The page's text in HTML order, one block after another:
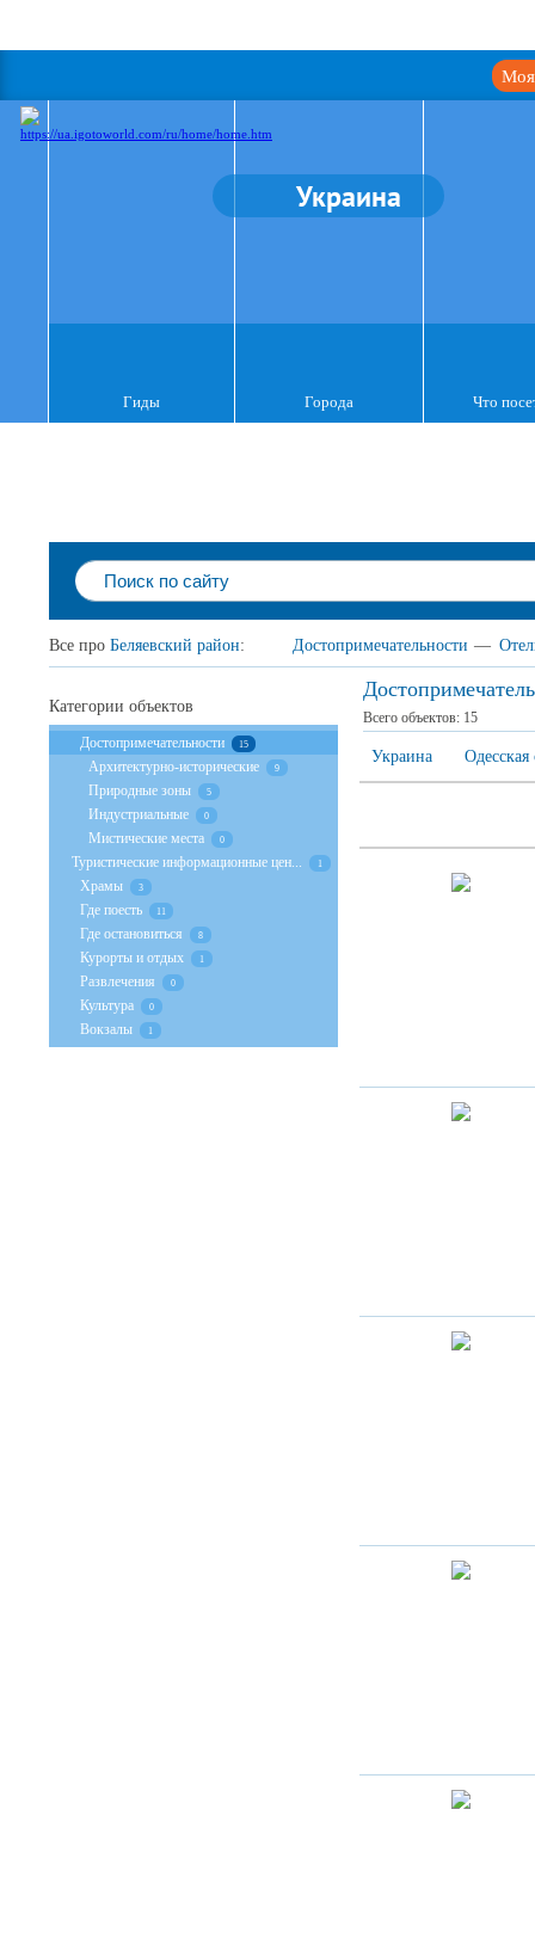
Моя
Украина
Гиды Города Что
Все про Беляевский район: Достопримечательности —
Всего объектов: 15
Украина Одесская
Категории объектов
Достопримечательности 15
Архитектурно-исторические 9
Природные зоны 5
Индустриальные 0
Мистические места 0
Туристические информационные цен... 1
Храмы 3
Где поесть 11
Где остановиться 8
Курорты и отдых 1
Развлечения 0
Культура 0
Вокзалы 1